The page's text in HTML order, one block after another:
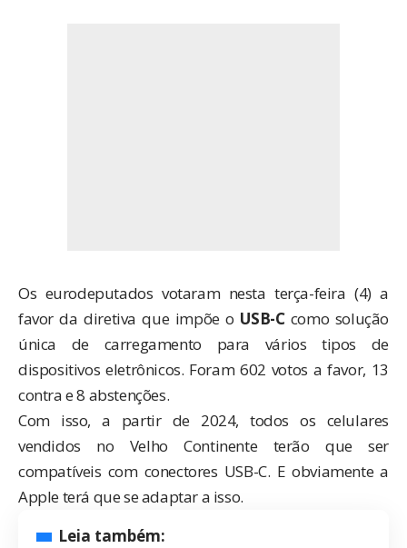
Os eurodeputados votaram nesta terça-feira (4) a
favor da diretiva que impõe o USB-Ccomo solução
única de carregamento para vários tipos de
dispositivos eletrônicos. Foram 602 votos a favor, 13
contra e 8 abstenções.
Com isso, a partir de 2024, todos os celulares
vendidos no Velho Continente terão que ser
compatíveis com conectores USB-C. E obviamente a
Apple terá que se adaptar a isso.
Leia também: